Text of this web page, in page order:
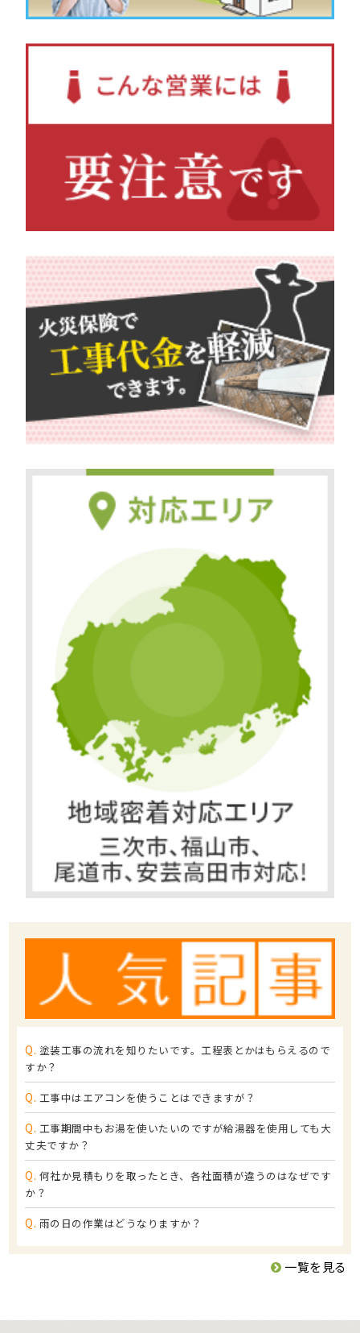
Q. 塗装工事の流れを知りたいです。工程表とかはもらえるので
すか？
Q. 工事中はエアコンを使うことはできますが？
Q. 工事期間中もお湯を使いたいのですが給湯器を使用しても大
丈夫ですか？
Q. 何社か見積もりを取ったとき、各社面積が違うのはなぜです
か？
Q. 雨の日の作業はどうなりますか？
一覧を見る